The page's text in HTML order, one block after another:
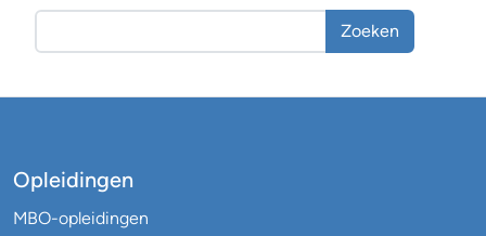
Zoeken
Opleidingen
MBO-opleidingen